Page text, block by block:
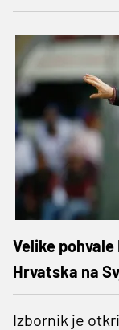
Velike
Hrvatska na
Izbornik je